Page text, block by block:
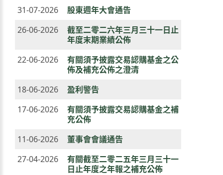
31-07-2026
股東週年大會通告
26-06-2026
截至二零二六年三月三十一日止
年度末期業績公佈
22-06-2026
有關須予披露交易認購基金之公
佈及補充公佈之澄清
18-06-2026
盈利警告
17-06-2026
有關須予披露交易認購基金之補
充公佈
11-06-2026
董事會會議通告
27-04-2026
有關截至二零二五年三月三十一
日止年度之年報之補充公佈